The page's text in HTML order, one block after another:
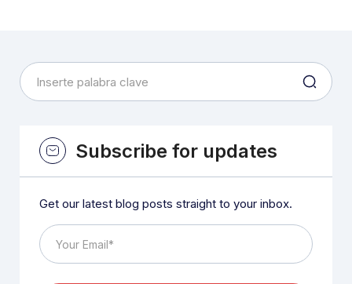
Subscribe for updates
Get our latest blog posts straight to your inbox.